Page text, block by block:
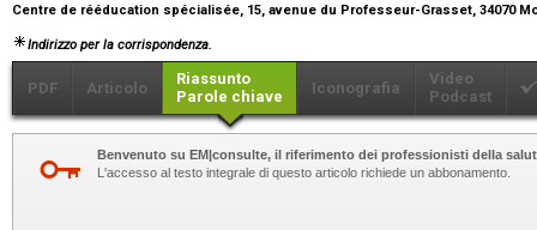
Centre de rééducation spécialisée, 15, avenue du Professeur-Grasset, 34070
Indirizzo per la corrispondenza.
PDF Articolo
Riassunto
Parole chiave
Iconografia
Video
Podcast
Benvenuto su EM|consulte, il riferimento dei professionisti della
L'accesso al testo integrale di questo articolo richiede un abbonamento.